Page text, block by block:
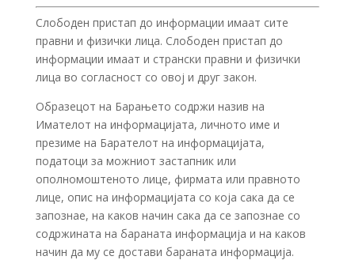
Слободен пристап до информации имаат сите
правни и физички лица. Слободен пристап до
информации имаат и странски правни и физички
лица во согласност со овој и друг закон.
Образецот на Барањето содржи назив на
Имателот на информацијата, личното име и
презиме на Барателот на информацијата,
податоци за можниот застапник или
ополномоштеното лице, фирмата или правното
лице, опис на информацијата со која сака да се
запознае, на каков начин сака да се запознае со
содржината на бараната информација и на каков
начин да му се достави бараната информација.